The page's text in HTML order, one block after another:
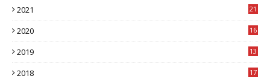
2021 21
2020
16
2019
13
2018
17